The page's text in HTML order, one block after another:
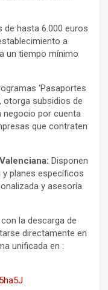
de hasta 6.000 euros
a
un tiempo mínimo
‘Pasaportes
otorga subsidios de
negocio por cuenta
que contraten
Disponen
planes específicos
y asesoría
la descarga de
directamente en
unificada en :